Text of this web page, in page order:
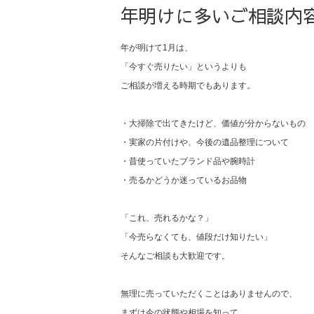
年明けに多いご相談内
年が明けて1月は、
「今すぐ売りたい」というよりも
ご相談が増える時期でもあります。
・大掃除で出てきたけど、価値が分からないもの
・実家の片付けや、今後の遺品整理について
・昔使っていたブランド品や腕時計
・売るかどうか迷っているお品物
「これ、売れるかな？」
「今売らなくても、値段だけ知りたい」
そんなご相談も大歓迎です。
無理に売っていただくことはありませんので、